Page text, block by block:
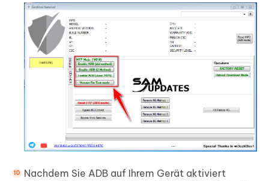
Nachdem Sie ADB auf Ihrem Gerät aktiviert